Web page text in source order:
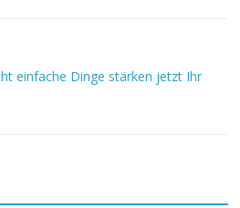
einfache Dinge stärken jetzt Ihr